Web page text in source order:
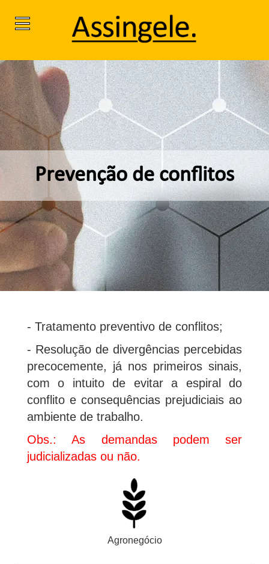
Prevenção de conflitos
- Tratamento preventivo de conflitos;
- Resolução de divergências percebidas
precocemente, já nos primeiros sinais,
com o intuito de evitar a espiral do
conflito e consequências prejudiciais ao
ambiente de trabalho.
Obs.: As demandas podem ser
judicializadas ou não.
Agronegócio